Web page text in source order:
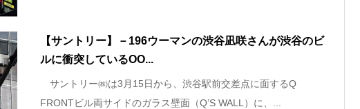
【サントリー】－196ウーマンの渋谷凪咲さんが渋谷のビ
ルに衝突しているOO...
サントリー㈱は3月15日から、渋谷駅前交差点に面するQ
FRONTビル両サイドのガラス壁面（Q’S WALL）に、...